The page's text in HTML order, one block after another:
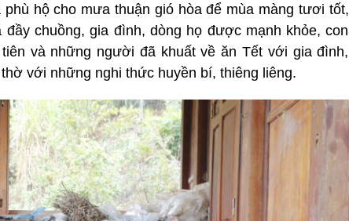
hộ cho mưa thuận gió hòa để mùa màng tươi tốt,
chuồng, gia đình, dòng họ được mạnh khỏe, con
và những người đã khuất về ăn Tết với gia đình,
với những nghi thức huyền bí, thiêng liêng.